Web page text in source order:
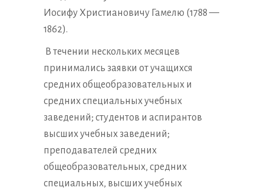
Иосифу Христиановичу Гамелю (1788 —
1862).
В течении нескольких месяцев
принимались заявки от учащихся
средних общеобразовательных и
средних специальных учебных
заведений; студентов и аспирантов
высших учебных заведений;
преподавателей средних
общеобразовательных, средних
специальных, высших учебных